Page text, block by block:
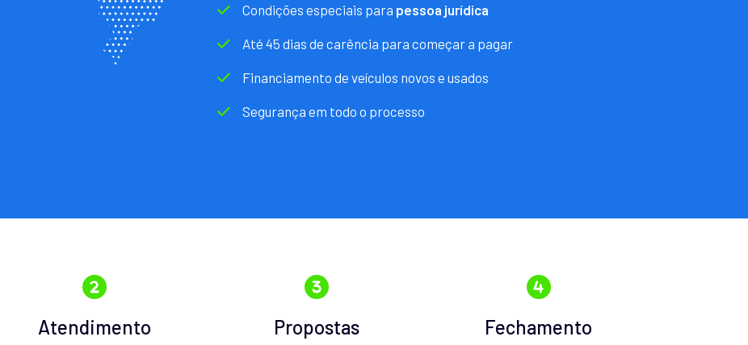
Condições especiais para pessoa jurídica
Até 45 dias de carência para começar a pagar
Financiamento de veículos novos e usados
Segurança em todo o processo
Atendimento Propostas Fechamento